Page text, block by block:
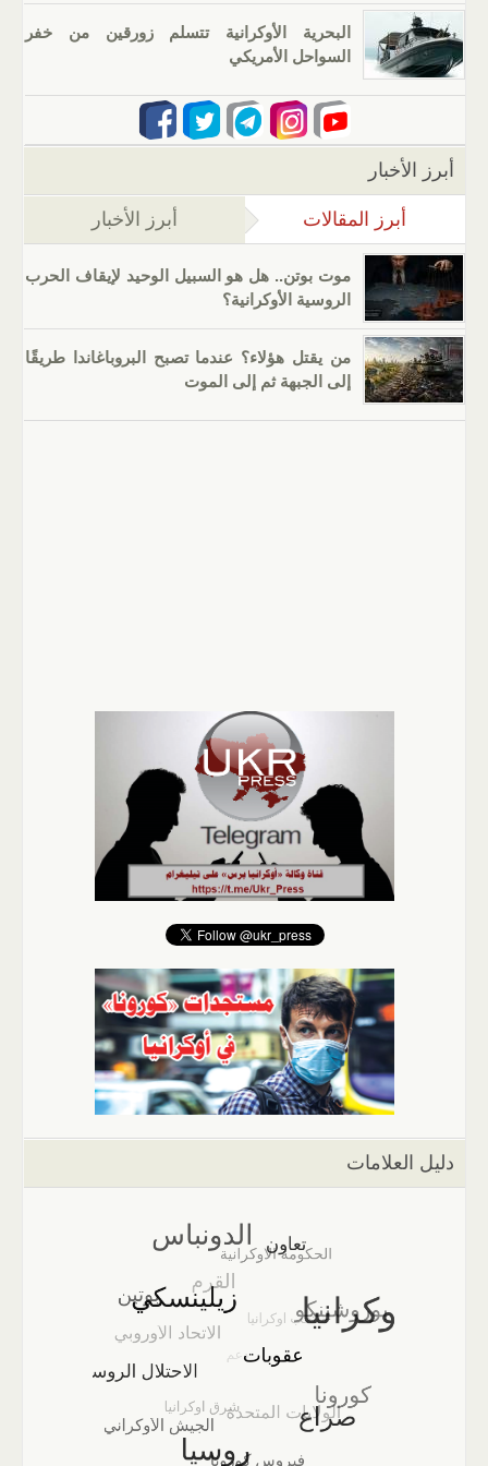
البحرية الأوكرانية تتسلم زورقين من خفر
السواحل الأمريكي
أبرز الأخبار
أبرز المقالات (علامة التبويب النشطة)
أبرز الأخبار
موت بوتن.. هل هو السبيل الوحيد لإيقاف الحرب
الروسية الأوكرانية؟
من يقتل هؤلاء؟ عندما تصبح البروباغاندا طريقًا
إلى الجبهة ثم إلى الموت
دليل العلامات